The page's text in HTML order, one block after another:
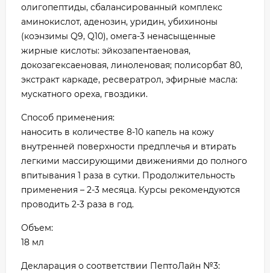
олигопептиды, сбалансированный комплекс
аминокислот, аденозин, уридин, убихиноны
(коэнзимы Q9, Q10), омега-3 ненасыщенные
жирные кислоты: эйкозапентаеновая,
докозагексаеновая, линоленовая; полисорбат 80,
экстракт каркаде, ресвератрол, эфирные масла:
мускатного ореха, гвоздики.
Способ применения:
наносить в количестве 8-10 капель на кожу
внутренней поверхности предплечья и втирать
легкими массирующими движениями до полного
впитывания 1 раза в сутки. Продолжительность
применения – 2-3 месяца. Курсы рекомендуются
проводить 2-3 раза в год.
Объем:
18 мл
Декларация о соответствии ПептоЛайн №3: